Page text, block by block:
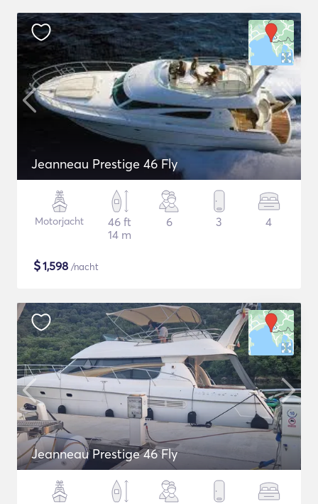
Jeanneau Prestige 46 Fly
Motorjacht
46 ft
14 m
6 3 4
$1,598 /nacht
Jeanneau Prestige 46 Fly